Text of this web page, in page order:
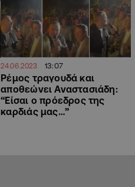
24.06.2023 13:07
Ρέμος τραγουδά και
αποθεώνει Αναστασιάδη:
“Είσαι ο πρόεδρος της
καρδιάς μας…”